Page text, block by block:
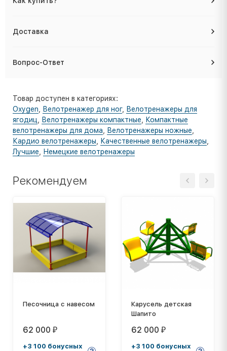
Доставка
Вопрос-Ответ
Товар доступен в категориях:
Oxygen
Велотренажер для ног,
Велотренажеры для
ягодиц
Велотренажеры компактные
Компактные
велотренажеры для дома
Велотренажеры ножные
Кардио велотренажеры
Качественные велотренажеры
Лучшие
Немецкие велотренажеры
Рекомендуем
Песочница с навесом
62 000 ₽
+3 100 бонусных
Карусель детская
Шапито
62 000 ₽
+3 100 бонусных